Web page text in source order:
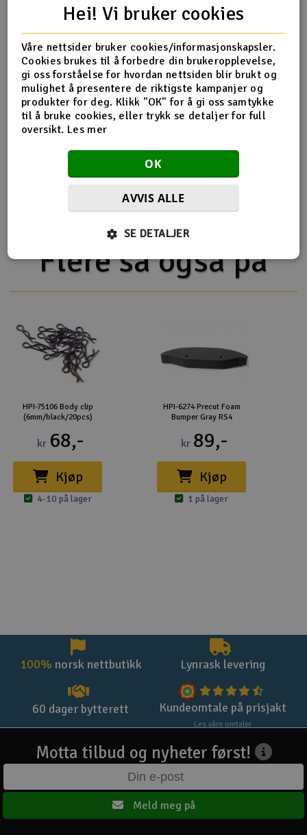
Raketter
Smarthjem, lek & hobby
Solenergi
Sparkesykler & elkjøretøy
Verktøy, utstyr & tilbehør
Gavekort
Produktinformasjon
HPI-85610 Shock/Body Post set
Flere detaljer
Produktet er
HPI E10 Drift Fail Crew Nissan
Skyline - Komplett
HPI E10 Touring Michelle Abbate -
Camaro - Komplett
Flere så også på
HPI-75106 Body clip
(6mm/black/20pcs)
kr 68,-
Kjøp
4-10 på lager
HPI-6274 Precut Foam
Bumper Gray RS4
kr 89,-
Kjøp
1 på lager
100% norsk nettbutikk Lynrask levering
60 dager bytterett Kundeomtale på prisjakt
Les våre omtaler
Motta tilbud og nyheter først!
Meld meg på
Hei! Vi bruker cookies
Våre nettsider bruker cookies/informasjonskapsler.
Cookies brukes til å forbedre din brukeropplevelse,
gi oss forståelse for hvordan nettsiden blir brukt og
mulighet å presentere de riktigste kampanjer og
produkter for deg. Klikk "OK" for å gi oss samtykke
til å bruke cookies, eller trykk se detaljer for full
oversikt. Les mer
OK
AVVIS ALLE
SE DETALJER